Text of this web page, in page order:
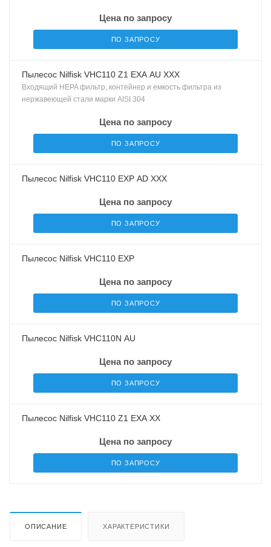
Цена по запросу
ПО ЗАПРОСУ
Пылесос Nilfisk VHC110 Z1 EXA AU XXX
Входящий HEPA фильтр, контейнер и емкость фильтра из
нержавеющей стали марки AISI 304
Цена по запросу
ПО ЗАПРОСУ
Пылесос Nilfisk VHC110 EXP AD XXX
Цена по запросу
ПО ЗАПРОСУ
Пылесос Nilfisk VHC110 EXP
Цена по запросу
ПО ЗАПРОСУ
Пылесос Nilfisk VHC110N AU
Цена по запросу
ПО ЗАПРОСУ
Пылесос Nilfisk VHC110 Z1 EXA XX
Цена по запросу
ПО ЗАПРОСУ
ОПИСАНИЕ ХАРАКТЕРИСТИКИ